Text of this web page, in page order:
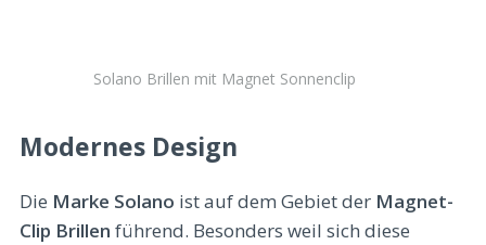
Solano Brillen mit Magnet Sonnenclip
Modernes Design
Die Marke Solano ist auf dem Gebiet der Magnet-
Clip Brillen führend. Besonders weil sich diese